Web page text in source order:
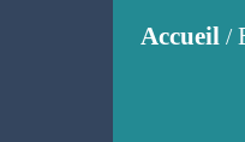
Accueil/